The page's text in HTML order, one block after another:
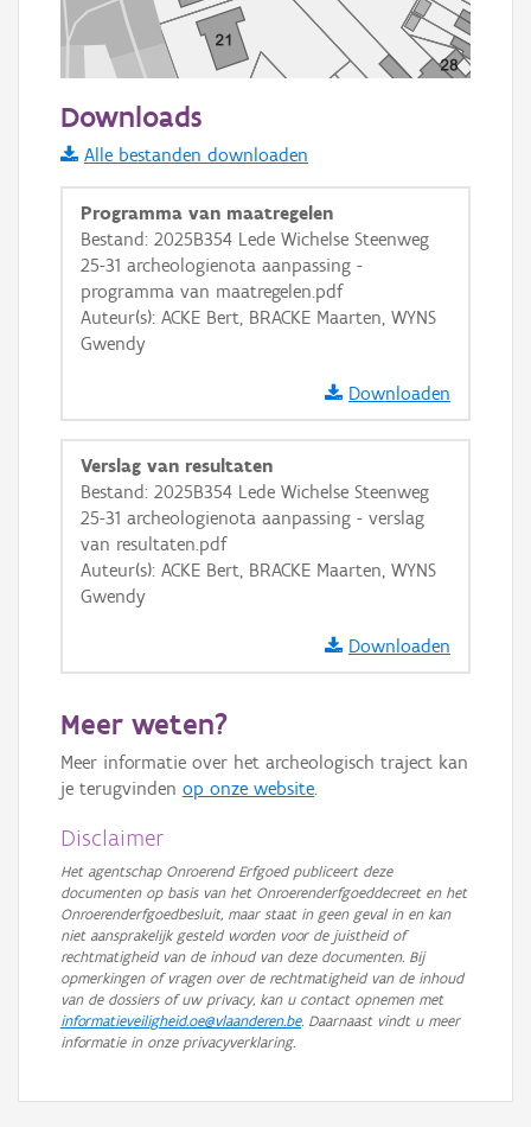
Informatie Vlaanderen
i
+ −
Basis Lagen
OSM-Basiskaart
Ortho
GRB-Basiskaart
GRB-Basiskaart in grijswaarden
Downloads
Alle bestanden downloaden
Programma van maatregelen
Bestand: 2025B354 Lede Wichelse Steenweg
25-31 archeologienota aanpassing -
programma van maatregelen.pdf
Auteur(s): ACKE Bert, BRACKE Maarten, WYNS
Gwendy
Downloaden
Verslag van resultaten
Bestand: 2025B354 Lede Wichelse Steenweg
25-31 archeologienota aanpassing - verslag
van resultaten.pdf
Auteur(s): ACKE Bert, BRACKE Maarten, WYNS
Gwendy
Downloaden
Meer weten?
Meer informatie over het archeologisch traject kan
je terugvinden op onze website.
Disclaimer
Het agentschap Onroerend Erfgoed publiceert deze
documenten op basis van het Onroerenderfgoeddecreet en het
Onroerenderfgoedbesluit, maar staat in geen geval in en kan
niet aansprakelijk gesteld worden voor de juistheid of
rechtmatigheid van de inhoud van deze documenten. Bij
opmerkingen of vragen over de rechtmatigheid van de inhoud
van de dossiers of uw privacy, kan u contact opnemen met
informatieveiligheid.oe@vlaanderen.be. Daarnaast vindt u meer
informatie in onze privacyverklaring.